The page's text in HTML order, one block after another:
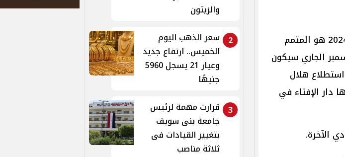
أن يوم الاثنين الموافق 2 ديسمبر 2024 هو المتمم
لعام 1446 هجريًا، وأن يوم الثلاثاء 3 ديسمبر الجاري سيكون
وجاء ذلك بعد استطلاع هلال
دار الإفتاء في
الآخرة.
والزيتون
2
سعر الذهب اليوم
الخميس.. ارتفاع جديد
وعيار 21 يسجل 5960
جنيهًا
3 قرارت مهمة لرئيس
جامعة بنى سويف
بتغيير القيادات فى
ثلاثة مناصب